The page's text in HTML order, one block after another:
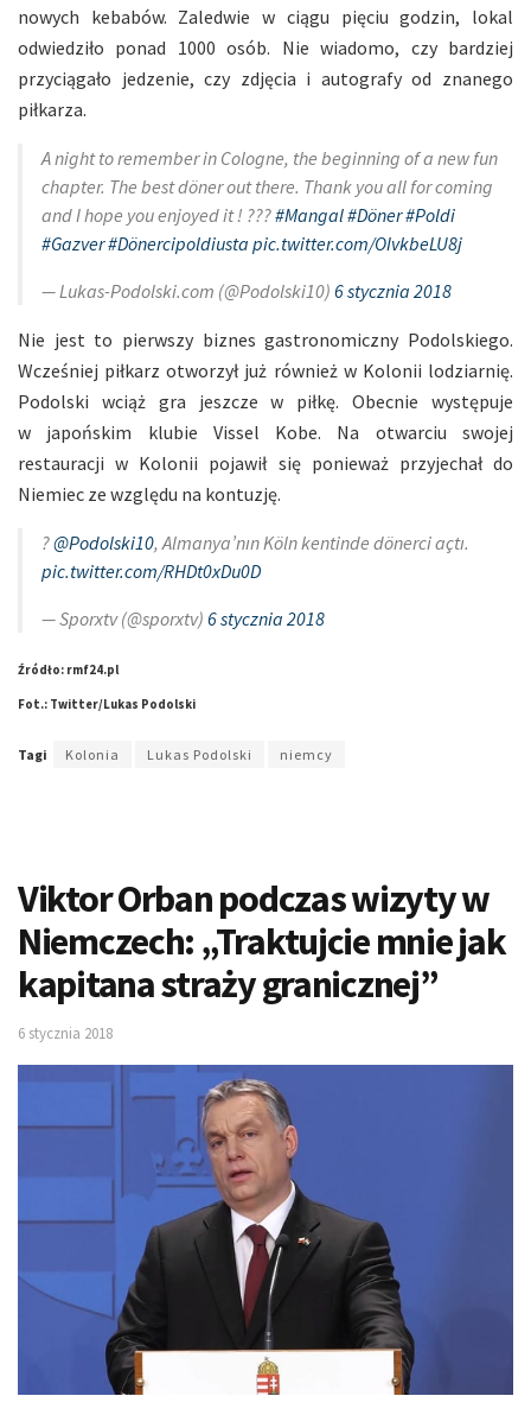
nowych kebabów. Zaledwie w ciągu pięciu godzin, lokal
odwiedziło ponad 1000 osób. Nie wiadomo, czy bardziej
przyciągało jedzenie, czy zdjęcia i autografy od znanego
piłkarza.
A night to remember in Cologne, the beginning of a new fun
chapter. The best döner out there. Thank you all for coming
and I hope you enjoyed it ! ???#Mangal#Döner#Poldi
#Gazver#Dönercipoldiusta pic.twitter.com/OIvkbeLU8j
— Lukas-Podolski.com (@Podolski10) 6 stycznia 2018
Nie jest to pierwszy biznes gastronomiczny Podolskiego.
Wcześniej piłkarz otworzył już również w Kolonii lodziarnię.
Podolski wciąż gra jeszcze w piłkę. Obecnie występuje
w japońskim klubie Vissel Kobe. Na otwarciu swojej
restauracji w Kolonii pojawił się ponieważ przyjechał do
Niemiec ze względu na kontuzję.
?@Podolski10, Almanya’nın Köln kentinde dönerci açtı.
pic.twitter.com/RHDt0xDu0D
— Sporxtv (@sporxtv) 6 stycznia 2018
Źródło: rmf24.pl
Fot.: Twitter/Lukas Podolski
Tagi Kolonia Lukas Podolski niemcy
Viktor Orban podczas wizyty w
Niemczech: „Traktujcie mnie jak
kapitana straży granicznej”
6 stycznia 2018